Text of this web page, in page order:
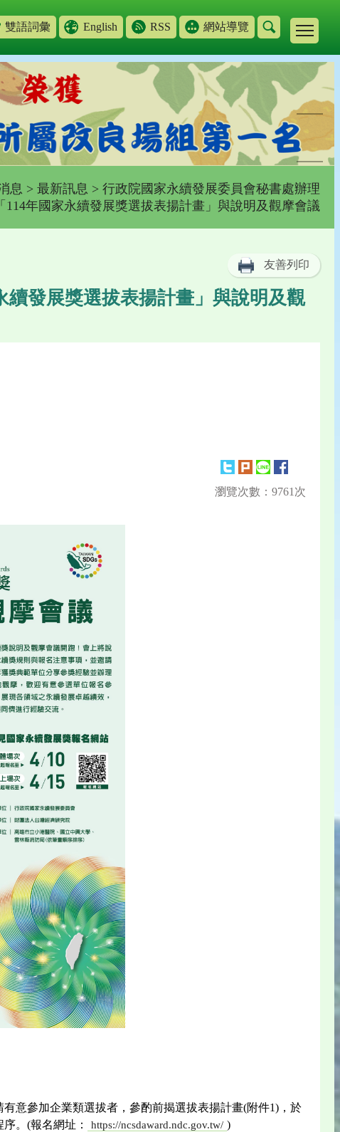
雙語詞彙 English RSS 網站導覽
息 > 最新訊息 > 行政院國家永續發展委員會秘書處辦理
「114年國家永續發展獎選拔表揚計畫」與說明及觀摩會議
友善列印
發展獎選拔表揚計畫」與說明及觀
瀏覽次數：9761次
意參加企業類選拔者，參酌前揭選拔表揚計畫(附件1)，於
。(報名網址：
https://ncsdaward.ndc.gov.tw/ )